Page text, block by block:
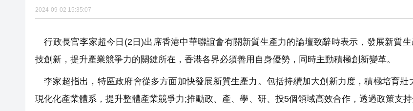
2024-09-02 15:35:07
行政長官李家超今日(2日)出席香港中華聯誼會有關新質生產力的論壇致辭時表示，發展新質
技創新，提升產業競爭力的關鍵所在，香港各界必須善用自身優勢，同時主動積極創新變革。
李家超指出，特區政府會從多方面加快發展新質生產力。包括持續加大創新力度，積極培育壯
現化化產業體系，提升整體產業競爭力;推動政、產、學、研、投5個領域高效合作，透過政策支